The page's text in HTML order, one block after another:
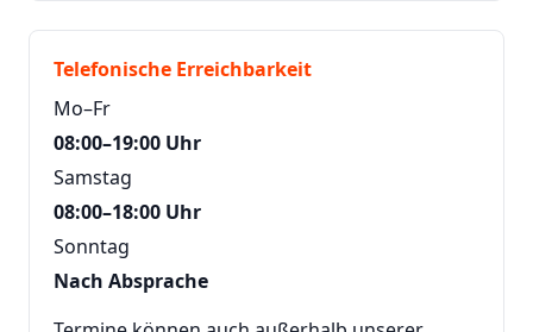
Telefonische Erreichbarkeit
Mo–Fr
08:00–19:00 Uhr
Samstag
08:00–18:00 Uhr
Sonntag
Nach Absprache